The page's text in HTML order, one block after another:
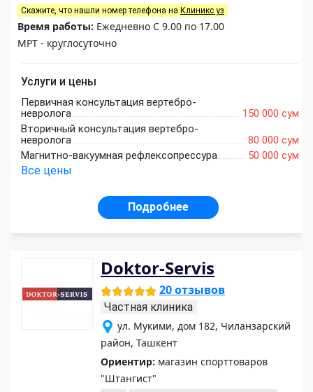
Скажите, что нашли номер телефона на Клиникс уз
Время работы: Ежедневно С 9.00 по 17.00
МРТ - круглосуточно
Услуги и цены
Первичная консультация вертебро-
невролога
150 000 сум
Вторичный консультация вертебро-
невролога
80 000 сум
Магнитно-вакуумная рефлексопрессура
50 000 сум
Все цены
Подробнее
Doktor-Servis
20 отзывов
Частная клиника
ул. Мукими, дом 182, Чиланзарский
район, Ташкент
Ориентир: магазин спорттоваров
"Штангист"